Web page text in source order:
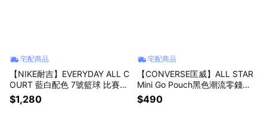
宅配商品
【NIKE耐吉】EVERYDAY ALL C
OURT 藍白配色 7號籃球 比賽用
球 超耐磨材質室外室內戶外場室
內場專用 成人標準七號球 交換
$1,280
宅配商品
【CONVERSE匡威】ALL STAR
Mini Go Pouch黑色潮流零錢包
(10027428A01)復古迷你包 隨
行耳機包隨身小收納袋 迷你復古
$490